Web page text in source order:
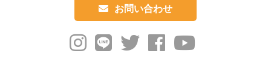
お問い合わせ